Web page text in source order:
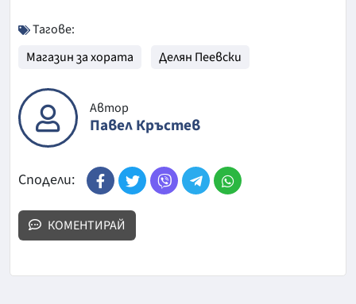
Тагове:
Магазин за хората
Делян Пеевски
Автор
Павел Кръстев
Сподели:
КОМЕНТИРАЙ